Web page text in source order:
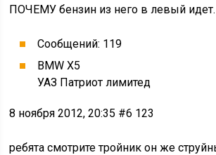
ПОЧЕМУ бензин из него в левый идет.
Сообщений: 119
BMW X5
УАЗ Патриот лимитед
8 ноября 2012, 20:35 #6 123
ребята смотрите тройник он же